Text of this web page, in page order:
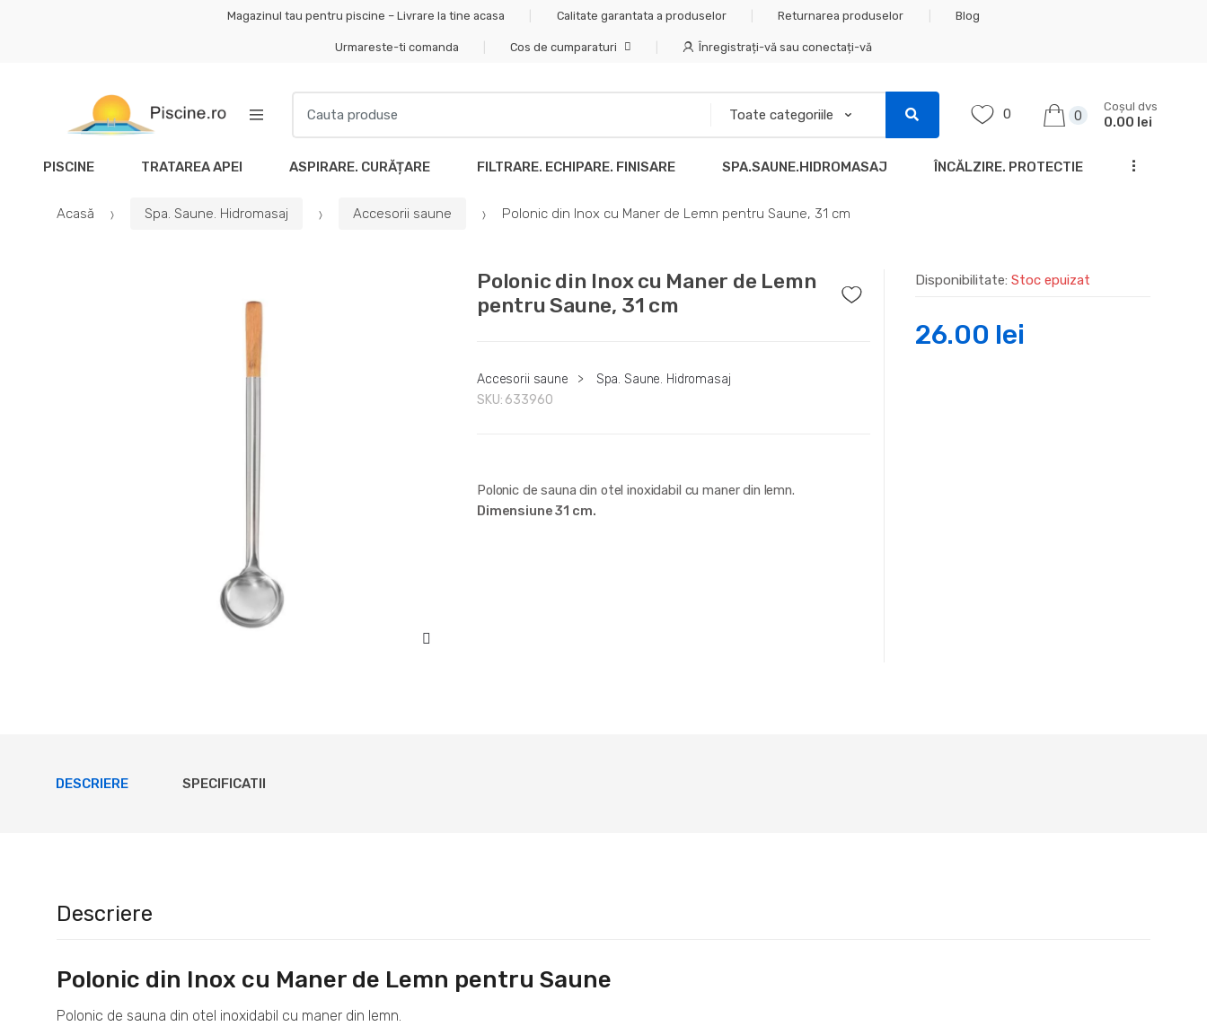
Magazinul tau pentru piscine – Livrare la tine acasa Calitate garantata a produselor Returnarea produselor Blog
Urmareste-ti comanda Cos de cumparaturi Înregistrați-vă sau conectați-vă
for:
0 0
Coșul dvs
0.00 lei
PISCINE TRATAREA APEI ASPIRARE. CURĂȚARE FILTRARE. ECHIPARE. FINISARE SPA.SAUNE.HIDROMASAJ ÎNCĂLZIRE. PROTECTIE ...
Acasă Spa. Saune. Hidromasaj Accesorii saune Polonic din Inox cu Maner de Lemn pentru Saune, 31 cm
Polonic din Inox cu Maner de Lemn
pentru Saune, 31 cm
Accesorii saune >
Spa. Saune. Hidromasaj
SKU: 633960
Polonic de sauna din otel inoxidabil cu maner din lemn.
Dimensiune 31 cm.
Disponibilitate: Stoc epuizat
26.00 lei
DESCRIERE SPECIFICATII
Descriere
Polonic din Inox cu Maner de Lemn pentru Saune
Polonic de sauna din otel inoxidabil cu maner din lemn.